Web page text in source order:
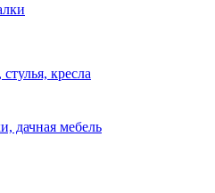
кресла
дачная мебель